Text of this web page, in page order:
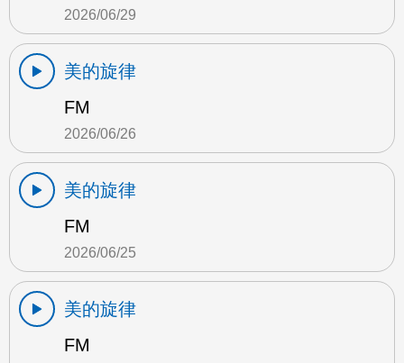
2026/06/29
美的旋律
FM
2026/06/26
美的旋律
FM
2026/06/25
美的旋律
FM